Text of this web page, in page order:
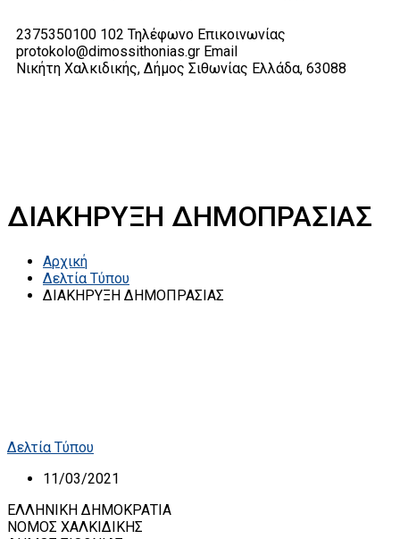
2375350100 102 Τηλέφωνο Επικοινωνίας
protokolo@dimossithonias.gr Email
Νικήτη Χαλκιδικής, Δήμος Σιθωνίας Ελλάδα, 63088
ΔΙΑΚΗΡΥΞΗ ΔΗΜΟΠΡΑΣΙΑΣ
Αρχική
Δελτία Τύπου
ΔΙΑΚΗΡΥΞΗ ΔΗΜΟΠΡΑΣΙΑΣ
Δελτία Τύπου
11/03/2021
ΕΛΛΗΝΙΚΗ ΔΗΜΟΚΡΑΤΙΑ
ΝΟΜΟΣ ΧΑΛΚΙΔΙΚΗΣ